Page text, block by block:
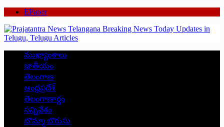
EPaper
ముఖ్యాంశాలు
జాతీయం
తెలంగాణ
ఆంధ్రప్రదేశ్
తెలంగాణార్థం
సన్నివేశం
బొమ్మా బొరుసు